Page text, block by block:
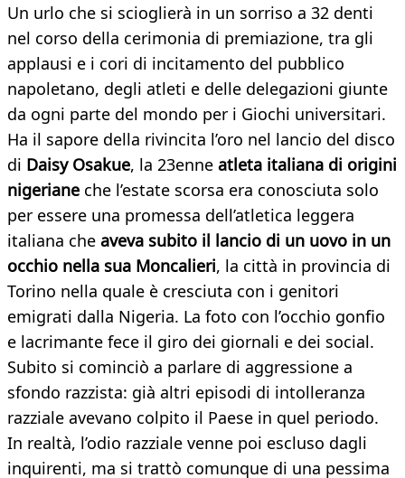
Un urlo che si scioglierà in un sorriso a 32 denti
nel corso della cerimonia di premiazione, tra gli
applausi e i cori di incitamento del pubblico
napoletano, degli atleti e delle delegazioni giunte
da ogni parte del mondo per i Giochi universitari.
Ha il sapore della rivincita l’oro nel lancio del disco
di Daisy Osakue, la 23enne atleta italiana di origini
nigeriane che l’estate scorsa era conosciuta solo
per essere una promessa dell’atletica leggera
italiana che aveva subito il lancio di un uovo in un
occhio nella sua Moncalieri, la città in provincia di
Torino nella quale è cresciuta con i genitori
emigrati dalla Nigeria. La foto con l’occhio gonfio
e lacrimante fece il giro dei giornali e dei social.
Subito si cominciò a parlare di aggressione a
sfondo razzista: già altri episodi di intolleranza
razziale avevano colpito il Paese in quel periodo.
In realtà, l’odio razziale venne poi escluso dagli
inquirenti, ma si trattò comunque di una pessima